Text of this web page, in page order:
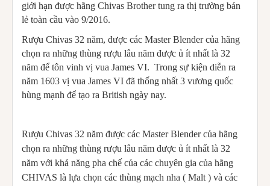
giới hạn được hãng Chivas Brother tung ra thị trường bán
lẻ toàn cầu vào 9/2016.
Rượu Chivas 32 năm, được các Master Blender của hãng
chọn ra những thùng rượu lâu năm được ủ ít nhất là 32
năm để tôn vinh vị vua James VI. Trong sự kiện diễn ra
năm 1603 vị vua James VI đã thống nhất 3 vương quốc
hùng mạnh để tạo ra British ngày nay.
Rượu Chivas 32 năm được các Master Blender của hãng
chọn ra những thùng rượu lâu năm được ủ ít nhất là 32
năm với khả năng pha chế của các chuyên gia của hãng
CHIVAS là lựa chọn các thùng mạch nha ( Malt ) và các